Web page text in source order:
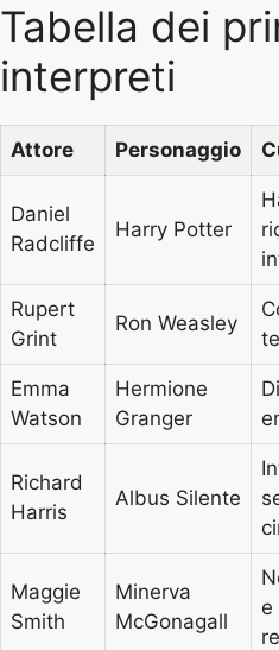
Tabella dei
interpreti
Attore Personaggio
Daniel
Radcliffe
Harry Potter
Rupert
Grint
Ron Weasley
Emma
Watson
Hermione
Granger
Richard
Harris
Albus Silente
Maggie
Smith
Minerva
McGonagall
e